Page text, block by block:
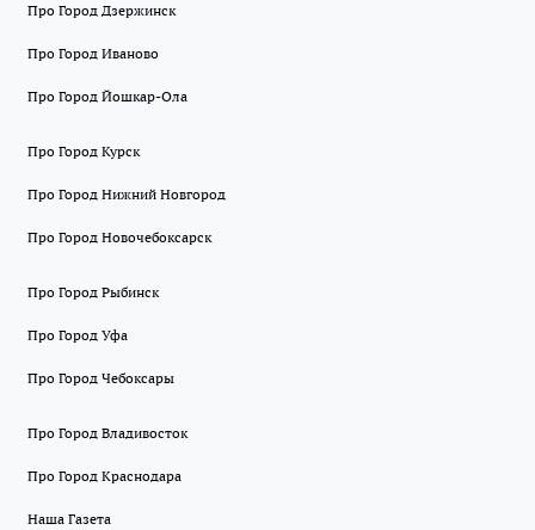
Про Город Дзержинск
Про Город Иваново
Про Город Йошкар-Ола
Про Город Курск
Про Город Нижний Новгород
Про Город Новочебоксарск
Про Город Рыбинск
Про Город Уфа
Про Город Чебоксары
Про Город Владивосток
Про Город Краснодара
Наша Газета